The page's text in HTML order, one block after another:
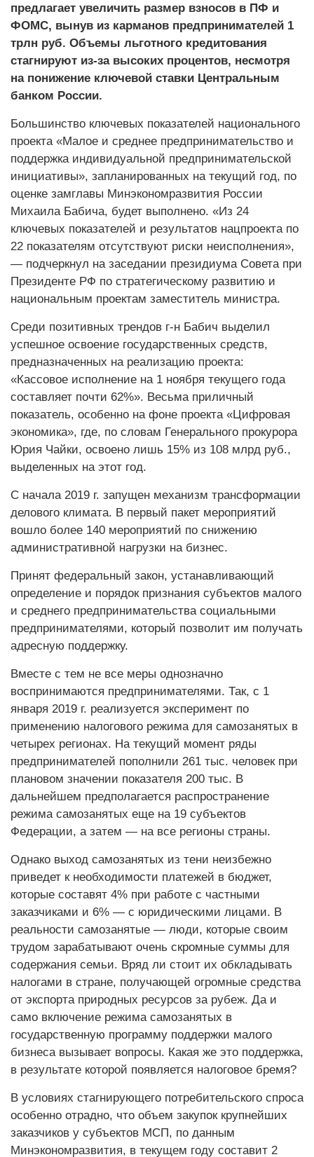
предлагает увеличить размер взносов в ПФ и
ФОМС, вынув из карманов предпринимателей 1
трлн руб. Объемы льготного кредитования
стагнируют из-за высоких процентов, несмотря
на понижение ключевой ставки Центральным
банком России.
Большинство ключевых показателей национального
проекта «Малое и среднее предпринимательство и
поддержка индивидуальной предпринимательской
инициативы», запланированных на текущий год, по
оценке замглавы Минэкономразвития России
Михаила Бабича, будет выполнено. «Из 24
ключевых показателей и результатов нацпроекта по
22 показателям отсутствуют риски неисполнения»,
— подчеркнул на заседании президиума Совета при
Президенте РФ по стратегическому развитию и
национальным проектам заместитель министра.
Среди позитивных трендов г-н Бабич выделил
успешное освоение государственных средств,
предназначенных на реализацию проекта:
«Кассовое исполнение на 1 ноября текущего года
составляет почти 62%». Весьма приличный
показатель, особенно на фоне проекта «Цифровая
экономика», где, по словам Генерального прокурора
Юрия Чайки, освоено лишь 15% из 108 млрд руб.,
выделенных на этот год.
С начала 2019 г. запущен механизм трансформации
делового климата. В первый пакет мероприятий
вошло более 140 мероприятий по снижению
административной нагрузки на бизнес.
Принят федеральный закон, устанавливающий
определение и порядок признания субъектов малого
и среднего предпринимательства социальными
предпринимателями, который позволит им получать
адресную поддержку.
Вместе с тем не все меры однозначно
воспринимаются предпринимателями. Так, с 1
января 2019 г. реализуется эксперимент по
применению налогового режима для самозанятых в
четырех регионах. На текущий момент ряды
предпринимателей пополнили 261 тыс. человек при
плановом значении показателя 200 тыс. В
дальнейшем предполагается распространение
режима самозанятых еще на 19 субъектов
Федерации, а затем — на все регионы страны.
Однако выход самозанятых из тени неизбежно
приведет к необходимости платежей в бюджет,
которые составят 4% при работе с частными
заказчиками и 6% — с юридическими лицами. В
реальности самозанятые — люди, которые своим
трудом зарабатывают очень скромные суммы для
содержания семьи. Вряд ли стоит их обкладывать
налогами в стране, получающей огромные средства
от экспорта природных ресурсов за рубеж. Да и
само включение режима самозанятых в
государственную программу поддержки малого
бизнеса вызывает вопросы. Какая же это поддержка,
в результате которой появляется налоговое бремя?
В условиях стагнирующего потребительского спроса
особенно отрадно, что объем закупок крупнейших
заказчиков у субъектов МСП, по данным
Минэкономразвития, в текущем году составит 2